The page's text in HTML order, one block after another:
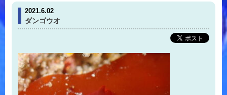
2021.6.02
ダンゴウオ